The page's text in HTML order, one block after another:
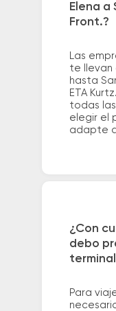
Elena a
Front.?
Las
te llevan
hasta
ETA
todas
elegir el
adapte
¿Con
debo
Para